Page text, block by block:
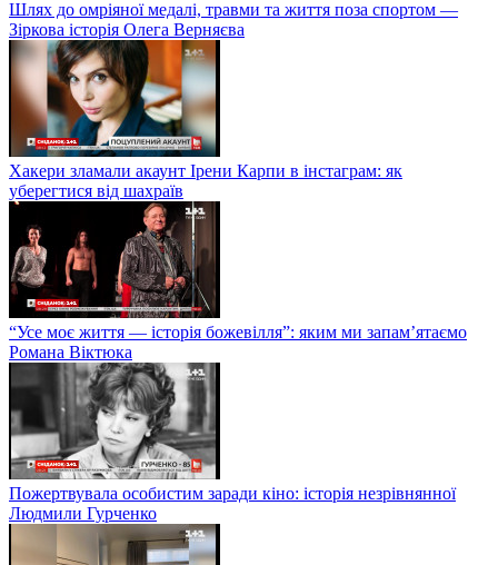
Шлях до омріяної медалі, травми та життя поза спортом —
Зіркова історія Олега Верняєва
Хакери зламали акаунт Ірени Карпи в інстаграм: як
уберегтися від шахраїв
“Усе моє життя — історія божевілля”: яким ми запам’ятаємо
Романа Віктюка
Пожертвувала особистим заради кіно: історія незрівнянної
Людмили Гурченко